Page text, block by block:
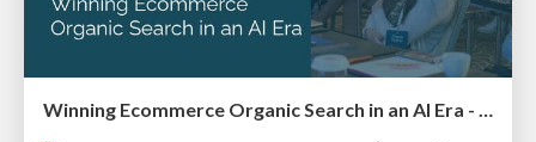
Winning Ecommerce Organic Search in an AI Era - #searchnstuff2025